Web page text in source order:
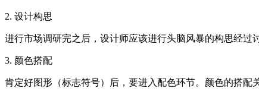
2. 设计构思
进行市场调研完之后，设计师应该进行头脑风暴的构思经过
3. 颜色搭配
肯定好图形（标志符号）后，要进入配色环节。颜色的搭配